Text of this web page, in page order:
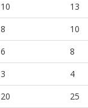
10
13
8
10
6
8
3
4
20 25